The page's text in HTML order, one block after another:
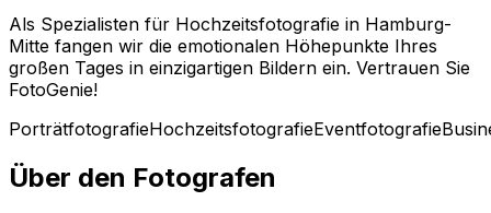
Als Spezialisten für Hochzeitsfotografie in Hamburg-
Mitte fangen wir die emotionalen Höhepunkte Ihres
großen Tages in einzigartigen Bildern ein. Vertrauen Sie
FotoGenie!
PorträtfotografieHochzeitsfotografieEventfotografie
Über den Fotografen